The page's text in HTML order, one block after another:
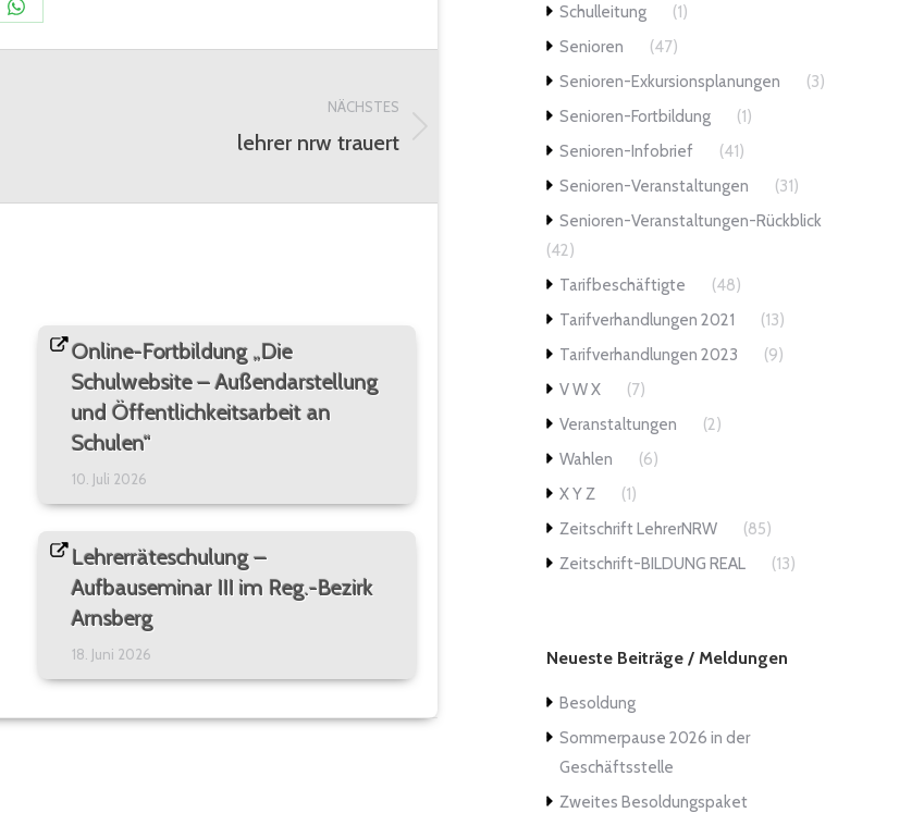
Share
on
NÄCHSTES
lehrer nrw trauert
Online-Fortbildung „Die
Schulwebsite – Außendarstellung
und Öffentlichkeitsarbeit an
Schulen“
10. Juli 2026
Lehrerräteschulung –
Aufbauseminar III im Reg.-Bezirk
Arnsberg
18. Juni 2026
Schulleitung
(1)
Senioren
(47)
Senioren-Exkursionsplanungen
(3)
Senioren-Fortbildung
(1)
Senioren-Infobrief
(41)
Senioren-Veranstaltungen
(31)
Senioren-Veranstaltungen-Rückblick
(42)
Tarifbeschäftigte
(48)
Tarifverhandlungen 2021
(13)
Tarifverhandlungen 2023
(9)
V W X
(7)
Veranstaltungen
(2)
Wahlen
(6)
X Y Z
(1)
Zeitschrift LehrerNRW
(85)
Zeitschrift-BILDUNG REAL
(13)
Neueste Beiträge / Meldungen
Besoldung
Sommerpause 2026 in der
Geschäftsstelle
Zweites Besoldungspaket